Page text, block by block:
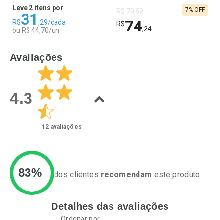
Por R$ 61,55/cada
Por R$ 20,24/cada
Leve 2 itens por
R$31 ,29/cada
ou R$ 44,70/un
Laboratório
Ativar Desconto
Por Menos
R$ 79,59
R$74,24
7% OFF
Ativar Desconto
Avaliações
4.3
12 avaliações
83% dos clientes recomendam este produto
Detalhes das avaliações